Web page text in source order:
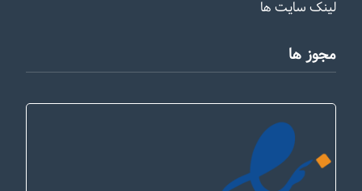
لینک سایت ها
مجوز ها